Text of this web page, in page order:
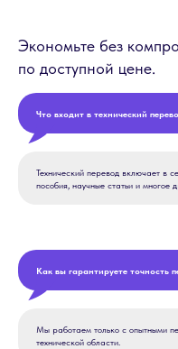
Экономьте без
по доступной цене.
Что входит в технический
Технический перевод включает в
пособия, научные статьи и многое
Как вы гарантируете точность
Мы работаем только с опытными
технической области.